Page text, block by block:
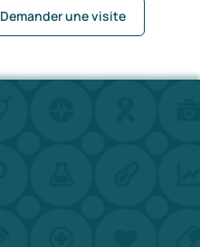
Demander une visite